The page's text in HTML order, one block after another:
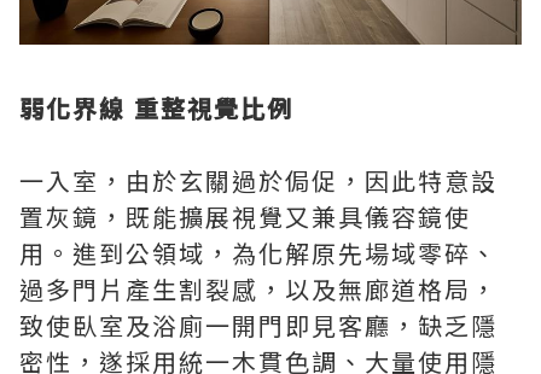
弱化界線 重整視覺比例
一入室，由於玄關過於侷促，因此特意設
置灰鏡，既能擴展視覺又兼具儀容鏡使
用。進到公領域，為化解原先場域零碎、
過多門片產生割裂感，以及無廊道格局，
致使臥室及浴廁一開門即見客廳，缺乏隱
密性，遂採用統一木貫色調、大量使用隱